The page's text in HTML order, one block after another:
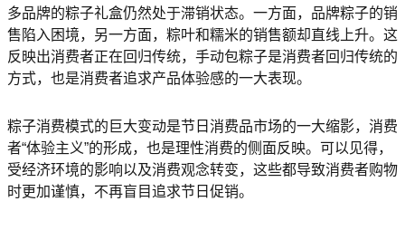
多品牌的粽子礼盒仍然处于滞销状态。一方面，品牌粽子的销
售陷入困境，另一方面，粽叶和糯米的销售额却直线上升。这
反映出消费者正在回归传统，手动包粽子是消费者回归传统的
方式，也是消费者追求产品体验感的一大表现。
粽子消费模式的巨大变动是节日消费品市场的一大缩影，消费
者“体验主义”的形成，也是理性消费的侧面反映。可以见得，
受经济环境的影响以及消费观念转变，这些都导致消费者购物
时更加谨慎，不再盲目追求节日促销。